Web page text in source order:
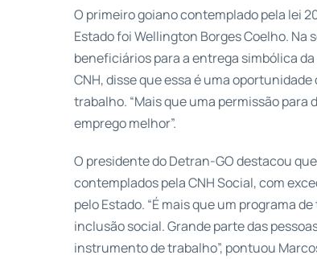
O primeiro goiano contemplado pela lei
Estado foi Wellington Borges Coelho.
beneficiários para a entrega simbólica
CNH, disse que essa é uma
trabalho. “Mais que uma permissão
emprego melhor”.
O presidente do Detran-GO destacou
contemplados pela CNH Social, com
pelo Estado. “É mais que um programa
inclusão social. Grande parte das
instrumento de trabalho”, pontuou